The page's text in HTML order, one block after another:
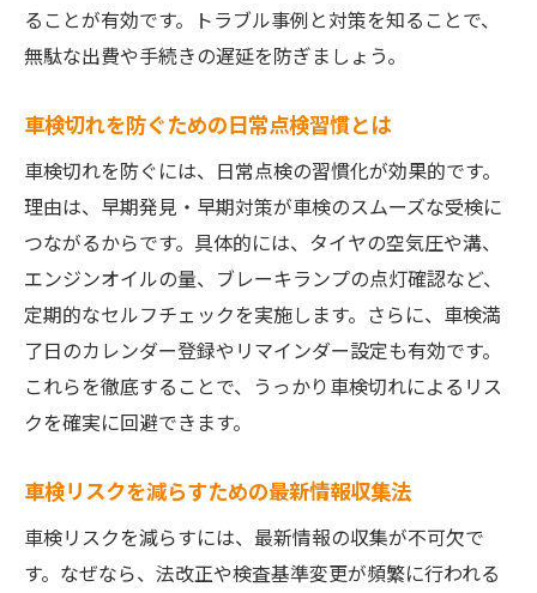
意点
車検費用を抑えるための工夫とポイント
イント
車検の費用内訳と見直しポイントを徹底解
説
車検を1番安く受けるための活用術
車検費用を抑える店舗・サービスの選び方
車検のギリギリ受検は本当に得なのか検証
車検費用節約のための事前準備と注意事項
Nシステムで車検切れがバレる理由を解説
車検切れはなぜNシステムでバレやすいのか
車検切れリスクを減らすNシステム対策方法
車検ステッカーとNシステムの関係性を解説
ることが有効です。トラブル事例と対策を知ることで、
無駄な出費や手続きの遅延を防ぎましょう。
車検切れを防ぐための日常点検習慣とは
車検切れを防ぐには、日常点検の習慣化が効果的です。
理由は、早期発見・早期対策が車検のスムーズな受検に
つながるからです。具体的には、タイヤの空気圧や溝、
エンジンオイルの量、ブレーキランプの点灯確認など、
定期的なセルフチェックを実施します。さらに、車検満
了日のカレンダー登録やリマインダー設定も有効です。
これらを徹底することで、うっかり車検切れによるリス
クを確実に回避できます。
車検リスクを減らすための最新情報収集法
車検リスクを減らすには、最新情報の収集が不可欠で
す。なぜなら、法改正や検査基準変更が頻繁に行われる